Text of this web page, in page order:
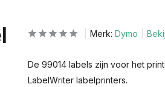
Merk: Dymo
De 99014 labels zijn voor het
LabelWriter labelprinters.